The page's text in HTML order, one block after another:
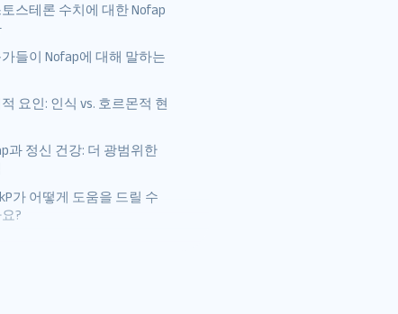
나요?
테스토스테론 이해: 간략한
테스토스테론 수치에 영향을
스테론 수치에 대한 Nofap
노팹은 테스토스테론을 증가
초기 피크 및 단기 테스토스
장기적 증가 없음 – 만성 금
들이 Nofap에 대해 말하는
요인: 인식 vs. 호르몬적 현
과 정신 건강: 더 광범위한
가 어떻게 도움을 드릴 수
?